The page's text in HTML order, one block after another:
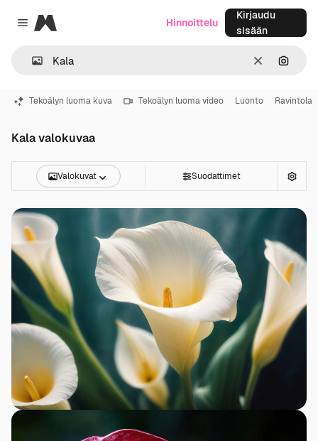
Close menu
Magnific
SelkeäHae
Hinnoittelu
Kirjaudu
sisään
Tekoälyn luoma kuva Tekoälyn luoma video Luonto Ravintola
Kala valokuvaa
Valokuvat Suodattimet